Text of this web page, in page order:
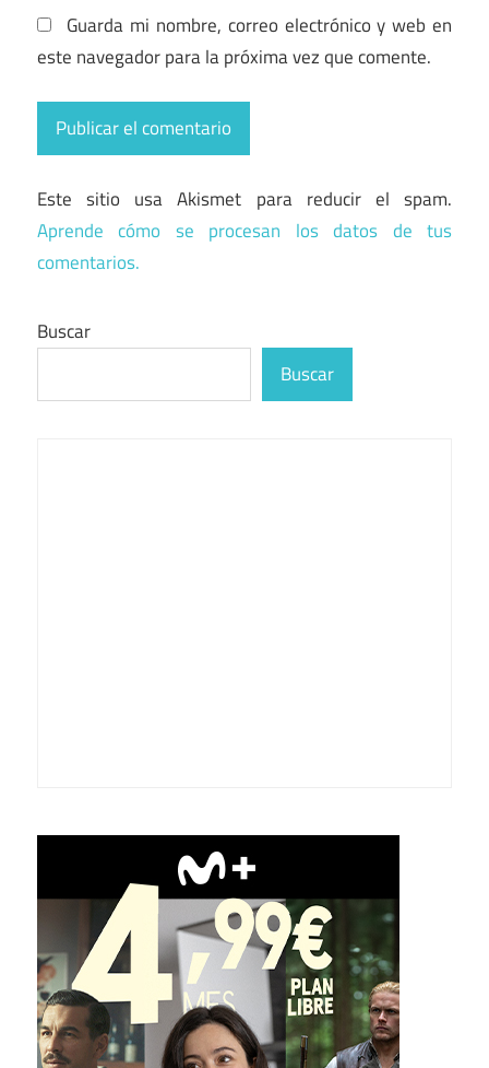
Guarda mi nombre, correo electrónico y web en
este navegador para la próxima vez que comente.
Este sitio usa Akismet para reducir el spam.
Aprende cómo se procesan los datos de tus
comentarios.
Buscar
Buscar